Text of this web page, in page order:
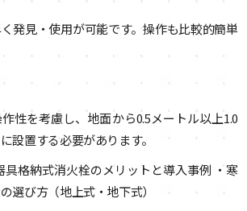
発見・使用が可能です。操作も比較的簡単
性を考慮し、地面から0.5メートル以上1.0
設置する必要があります。
具格納式消火栓のメリットと導入事例 ・寒
選び方（地上式・地下式）